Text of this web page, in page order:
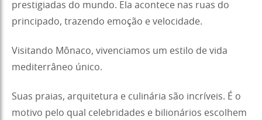
prestigiadas do mundo. Ela acontece nas ruas do
principado, trazendo emoção e velocidade.
Visitando Mônaco, vivenciamos um estilo de vida
mediterrâneo único.
Suas praias, arquitetura e culinária são incríveis. É o
motivo pelo qual celebridades e bilionários escolhem